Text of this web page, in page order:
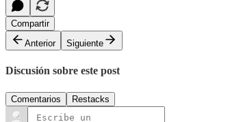
Compartir
Anterior
Siguiente
Discusión sobre este post
Comentarios Restacks